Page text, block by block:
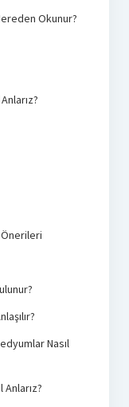
Okunur?
Nasıl
Anlarız?